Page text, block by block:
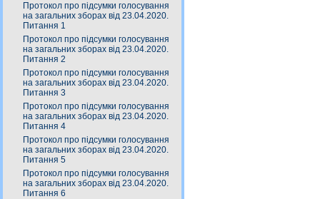
Протокол про підсумки голосування
на загальних зборах від 23.04.2020.
Питання 1
Протокол про підсумки голосування
на загальних зборах від 23.04.2020.
Питання 2
Протокол про підсумки голосування
на загальних зборах від 23.04.2020.
Питання 3
Протокол про підсумки голосування
на загальних зборах від 23.04.2020.
Питання 4
Протокол про підсумки голосування
на загальних зборах від 23.04.2020.
Питання 5
Протокол про підсумки голосування
на загальних зборах від 23.04.2020.
Питання 6